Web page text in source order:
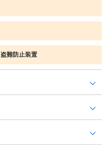
盗難防止装置